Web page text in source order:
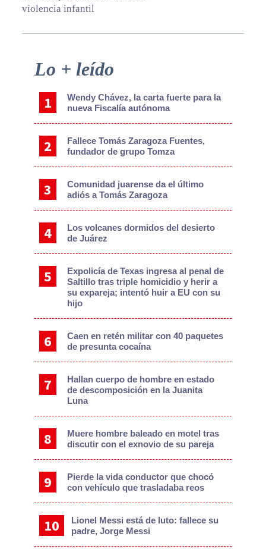
violencia infantil
Primary
Sidebar
Lo + leído
Wendy Chávez, la carta fuerte para la
nueva Fiscalía autónoma
Fallece Tomás Zaragoza Fuentes,
fundador de grupo Tomza
Comunidad juarense da el último
adiós a Tomás Zaragoza
Los volcanes dormidos del desierto
de Juárez
Expolicía de Texas ingresa al penal de
Saltillo tras triple homicidio y herir a
su expareja; intentó huir a EU con su
hijo
Caen en retén militar con 40 paquetes
de presunta cocaína
Hallan cuerpo de hombre en estado
de descomposición en la Juanita
Luna
Muere hombre baleado en motel tras
discutir con el exnovio de su pareja
Pierde la vida conductor que chocó
con vehículo que trasladaba reos
Lionel Messi está de luto: fallece su
padre, Jorge Messi